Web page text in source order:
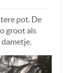
pot. De
groot als